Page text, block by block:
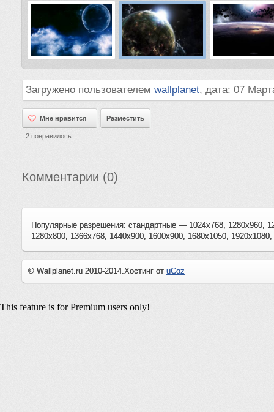
Загружено пользователем wallplanet, дата: 07
Мне нравится
Мне нравится Разместить
2 понравилось
Комментарии (0)
Популярные разрешения: стандартные — 1024x768, 1280x960,
1280x800, 1366x768, 1440x900, 1600x900, 1680x1050,
© Wallplanet.ru 2010-2014.Хостинг от uCoz
This feature is for Premium users only!